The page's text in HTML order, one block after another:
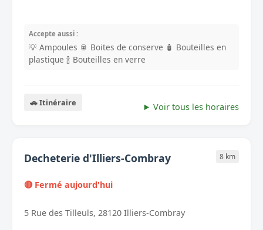
Accepte aussi :
💡 Ampoules 🥫 Boites de conserve 🧴 Bouteilles en
plastique 🍾 Bouteilles en verre
🚗 Itinéraire Voir tous les horaires
Decheterie d'Illiers-Combray 8 km
🔴 Fermé aujourd'hui
5 Rue des Tilleuls, 28120 Illiers-Combray